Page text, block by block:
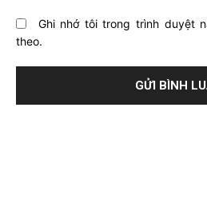
Ghi nhớ tôi trong trình duyệt
theo.